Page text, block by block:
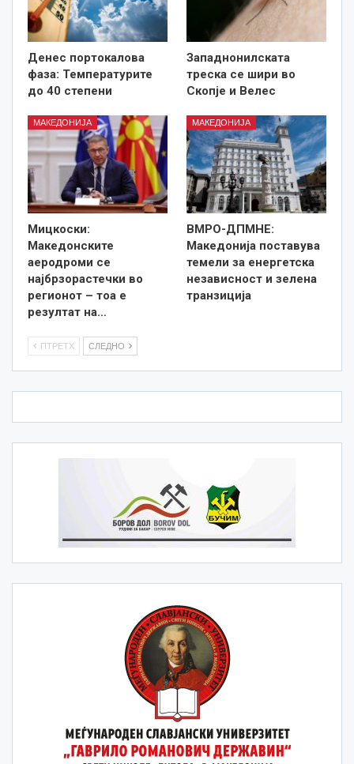
Денес портокалова
фаза: Температурите
до 40 степени
Западнонилската
треска се шири во
Скопје и Велес
МАКЕДОНИЈА
Мицкоски:
Македонските
аеродроми се
најбрзорастечки во
регионот – тоа е
резултат на…
МАКЕДОНИЈА
ВМРО-ДПМНЕ:
Македонија поставува
темели за енергетска
независност и зелена
транзиција
ПТРЕТХ СЛЕДНО